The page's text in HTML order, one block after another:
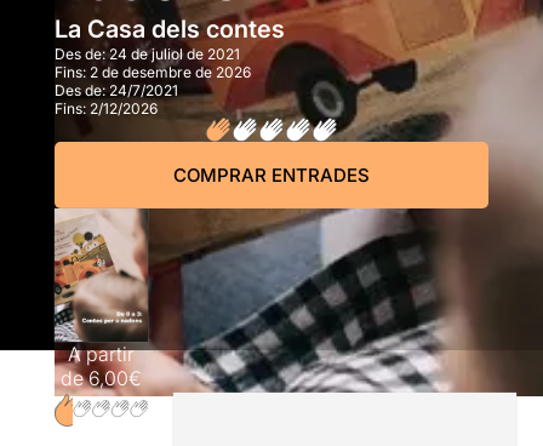
La Casa dels contes
Des de:24 de juliol de 2021
Fins: 2 de desembre de 2026
Des de:24/7/2021
Fins: 2/12/2026
COMPRAR ENTRADES
A partir
de6,00€